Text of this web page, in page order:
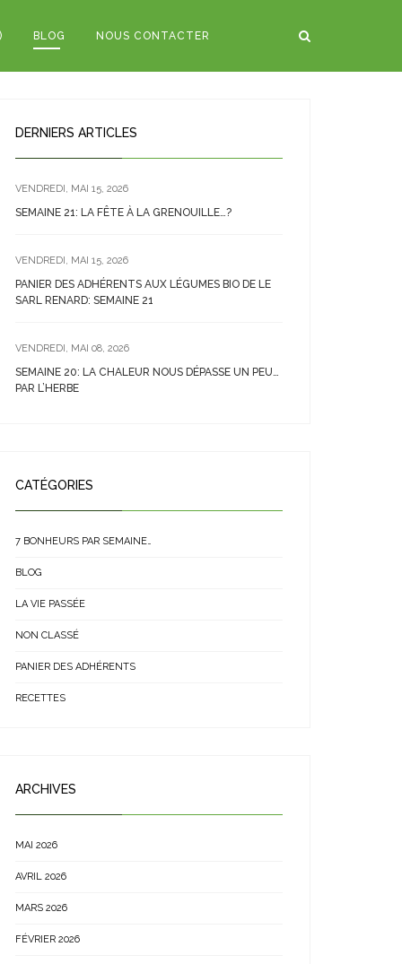
BLOG NOUS CONTACTER
DERNIERS ARTICLES
VENDREDI, MAI 15, 2026
SEMAINE 21: LA FÊTE À LA GRENOUILLE…?
VENDREDI, MAI 15, 2026
PANIER DES ADHÉRENTS AUX LÉGUMES BIO DE LE
SARL RENARD: SEMAINE 21
VENDREDI, MAI 08, 2026
SEMAINE 20: LA CHALEUR NOUS DÉPASSE UN PEU…
PAR L’HERBE
CATÉGORIES
7 BONHEURS PAR SEMAINE…
BLOG
LA VIE PASSÉE
NON CLASSÉ
PANIER DES ADHÉRENTS
RECETTES
ARCHIVES
MAI 2026
AVRIL 2026
MARS 2026
FÉVRIER 2026